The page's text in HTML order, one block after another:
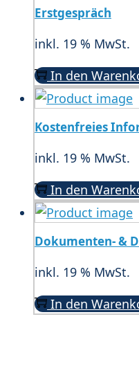
Erstgespräch
inkl. 19 % MwSt.
In den
Kostenfreies
inkl. 19 % MwSt.
In den
Dokumenten- &
inkl. 19 % MwSt.
In den